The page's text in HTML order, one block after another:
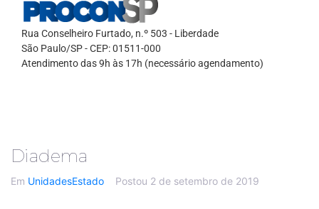
Rua Conselheiro Furtado, n.º 503 - Liberdade
São Paulo/SP - CEP: 01511-000
Atendimento das 9h às 17h (necessário agendamento)
Diadema
Em UnidadesEstado Postou 2 de setembro de 2019